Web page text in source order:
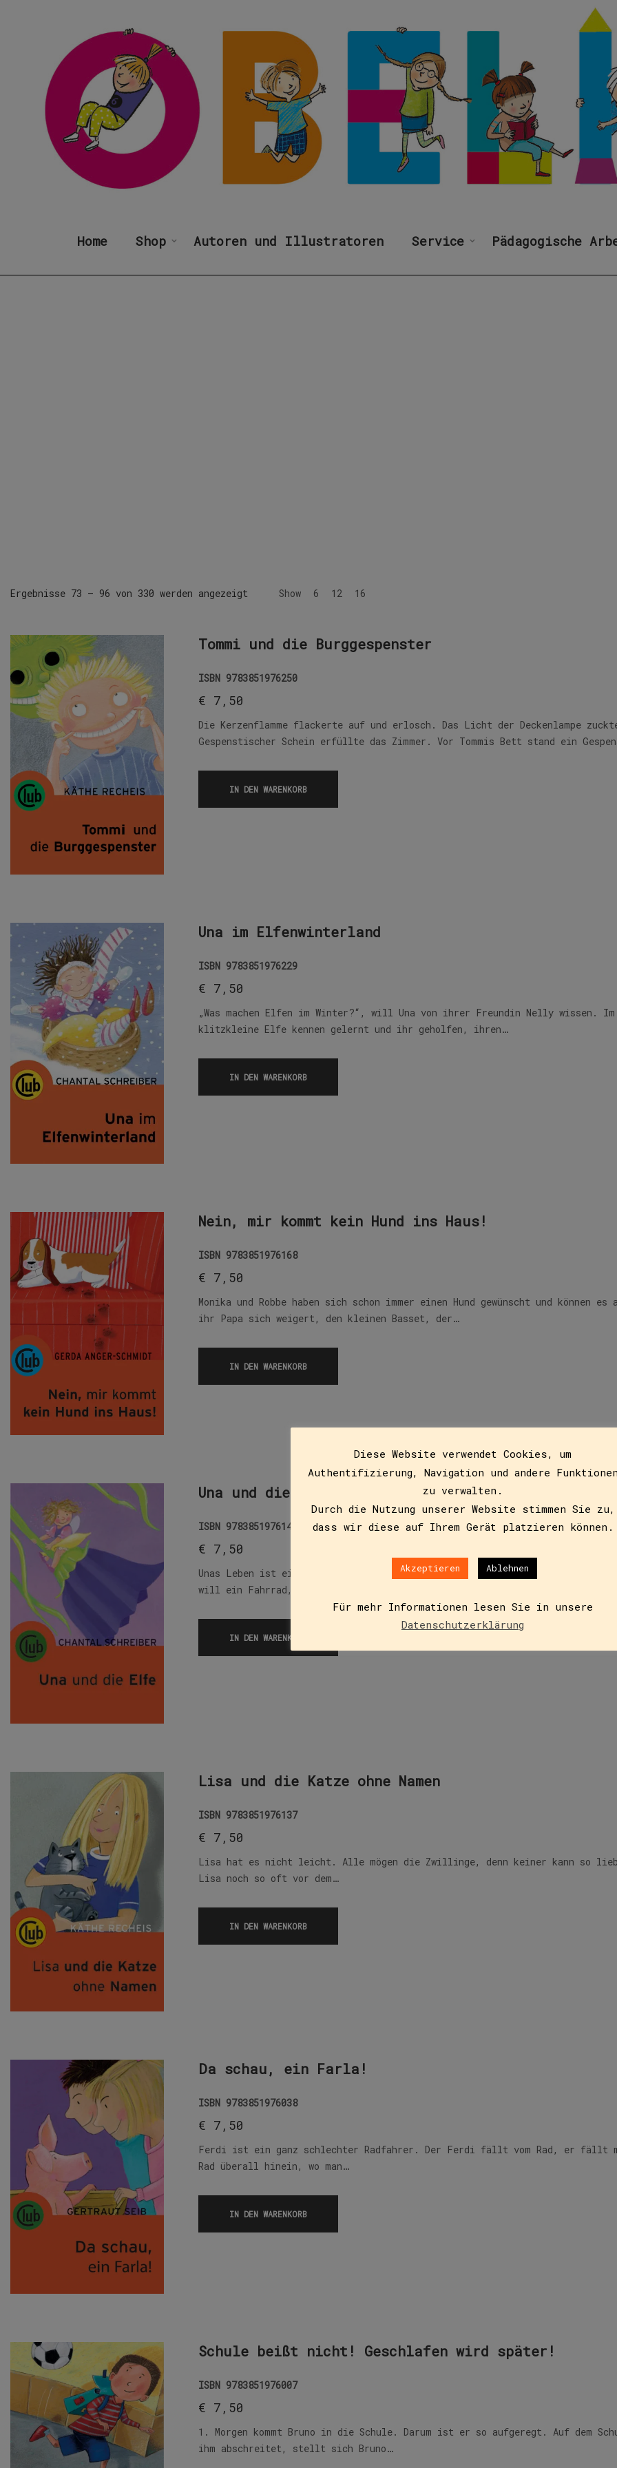
Home Shop Autoren und Illustratoren Service Pädagogische
Ergebnisse 73 – 96 von 330 werden angezeigt Show 6 12 16
Tommi und die Burggespenster
ISBN 9783851976250
€ 7,50
Die Kerzenflamme flackerte auf und erlosch. Das Licht der Deckenlampe
Gespenstischer Schein erfüllte das Zimmer. Vor Tommis Bett stand ein
IN DEN WARENKORB
Una im Elfenwinterland
ISBN 9783851976229
€ 7,50
„Was machen Elfen im Winter?“, will Una von ihrer Freundin Nelly wissen.
klitzkleine Elfe kennen gelernt und ihr geholfen, ihren…
IN DEN WARENKORB
Nein, mir kommt kein Hund ins Haus!
ISBN 9783851976168
€ 7,50
Monika und Robbe haben sich schon immer einen Hund gewünscht und können
ihr Papa sich weigert, den kleinen Basset, der…
IN DEN WARENKORB
Una und die Elfe
ISBN 9783851976144
€ 7,50
Unas Leben ist eine einzige Katastrophe, seit es dieses Baby gibt. Keiner
will ein Fahrrad, das fährt, eine Mama,…
IN DEN WARENKORB
Lisa und die Katze ohne Namen
ISBN 9783851976137
€ 7,50
Lisa hat es nicht leicht. Alle mögen die Zwillinge, denn keiner kann so
Lisa noch so oft vor dem…
IN DEN WARENKORB
Da schau, ein Farla!
ISBN 9783851976038
€ 7,50
Ferdi ist ein ganz schlechter Radfahrer. Der Ferdi fällt vom Rad, er fällt
Rad überall hinein, wo man…
IN DEN WARENKORB
Schule beißt nicht! Geschlafen wird später!
ISBN 9783851976007
€ 7,50
1. Morgen kommt Bruno in die Schule. Darum ist er so aufgeregt. Auf dem
ihm abschreitet, stellt sich Bruno…
Diese Website verwendet Cookies, um
Authentifizierung, Navigation und andere Funktionen
zu verwalten.
Durch die Nutzung unserer Website stimmen Sie zu,
dass wir diese auf Ihrem Gerät platzieren können.
Akzeptieren Ablehnen
Für mehr Informationen lesen Sie in unsere
Datenschutzerklärung